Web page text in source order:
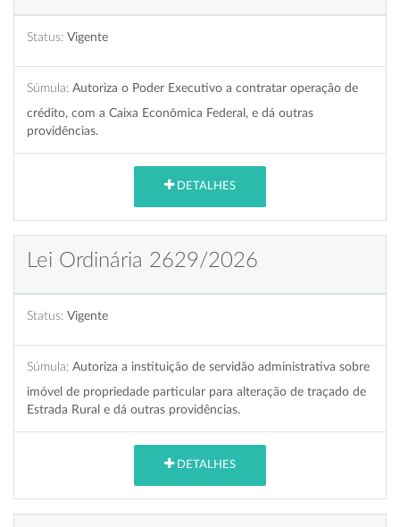
Status: Vigente
Súmula: Autoriza o Poder Executivo a contratar operação de
crédito, com a Caixa Econômica Federal, e dá outras
providências.
DETALHES
Lei Ordinária 2629/2026
Status: Vigente
Súmula: Autoriza a instituição de servidão administrativa sobre
imóvel de propriedade particular para alteração de traçado de
Estrada Rural e dá outras providências.
DETALHES